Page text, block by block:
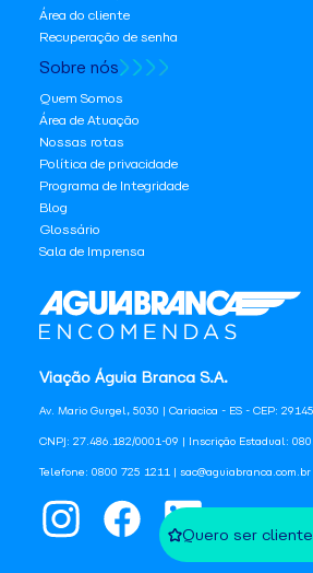
Quero ser cliente
Viação Águia Branca S.A.
Av. Mario Gurgel, 5030 | Cariacica - ES - CEP:
CNPJ: 27.486.182/0001-09 | Inscrição Estadual:
Telefone: 0800 725 1211 | sac@aguiabranca.com.br
Área do cliente
Recuperação de senha
Sobre nós
Quem Somos
Área de Atuação
Nossas rotas
Política de privacidade
Programa de Integridade
Blog
Glossário
Sala de Imprensa